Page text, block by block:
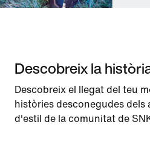
Descobreix la
Descobreix el llegat del teu
històries desconegudes dels
d'estil de la comunitat de